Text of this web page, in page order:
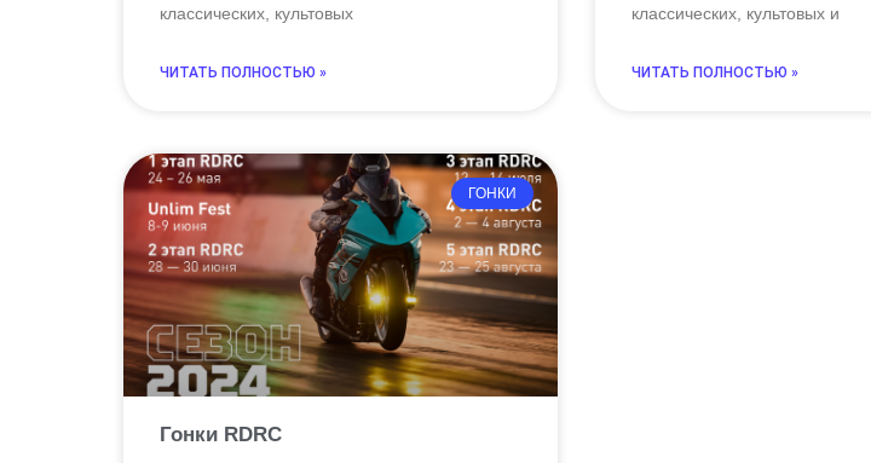
классических, культовых
ЧИТАТЬ ПОЛНОСТЬЮ »
классических, культовых и
ЧИТАТЬ ПОЛНОСТЬЮ »
ГОНКИ
Гонки RDRC